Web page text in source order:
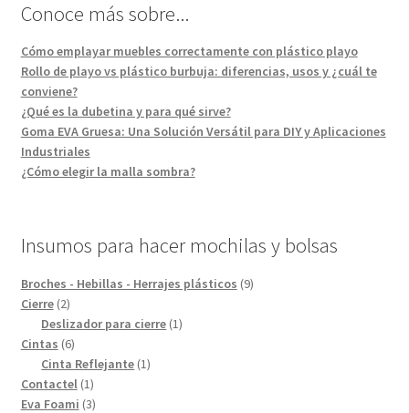
Conoce más sobre...
Cómo emplayar muebles correctamente con plástico playo
Rollo de playo vs plástico burbuja: diferencias, usos y ¿cuál te
conviene?
¿Qué es la dubetina y para qué sirve?
Goma EVA Gruesa: Una Solución Versátil para DIY y Aplicaciones
Industriales
¿Cómo elegir la malla sombra?
Insumos para hacer mochilas y bolsas
Broches - Hebillas - Herrajes plásticos 99
Cierre 22
productos
Deslizador para cierre 11
Cintas 66
productos
Cinta Reflejante 11
Contactel 11
producto
Eva Foami 33